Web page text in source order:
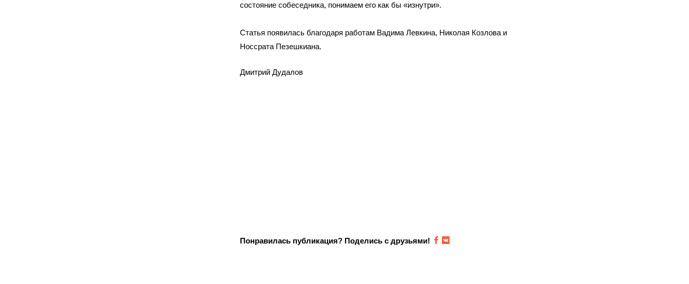
состояние собеседника, понимаем его как бы «изнутри».
Статья появилась благодаря работам Вадима Левкина, Николая Козлова и
Носсрата Пезешкиана.
Дмитрий Дудалов
Понравилась публикация? Поделись с друзьями!